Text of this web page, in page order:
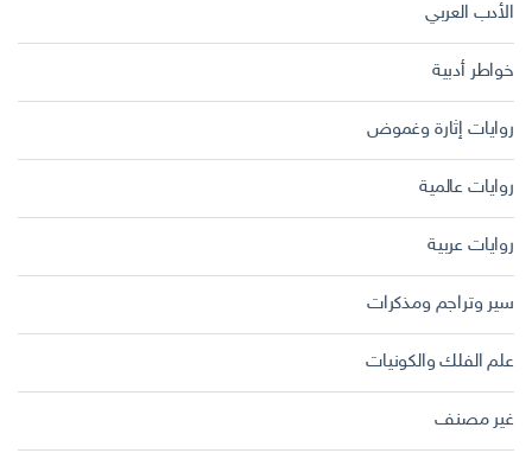
الأدب العربي
خواطر أدبية
روايات إثارة وغموض
روايات عالمية
روايات عربية
سير وتراجم ومذكرات
علم الفلك والكونيات
غير مصنف